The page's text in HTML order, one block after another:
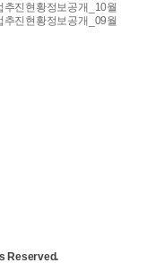
진현황정보공개_10월
진현황정보공개_09월
Reserved.